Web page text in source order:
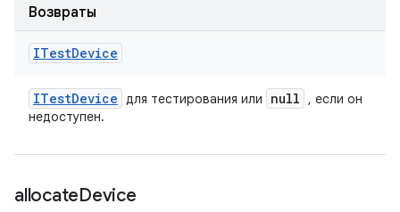
Возвраты
ITestDevice
ITestDevice для тестирования или null
, если он
недоступен.
allocateDevice